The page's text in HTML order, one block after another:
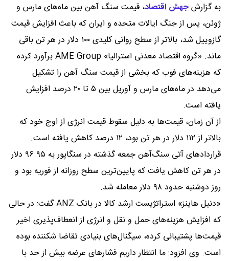
به گزارشجهش اقتصاد، قیمت سنگ آهن بین ماه‌های مارس و
ژوئن، پس از جنگ ایالات متحده و ایران که باعث افزایش قیمت
گازوییل شد، بالاتر از سطح روانی کلیدی ۱۰۰ دلار در هر تن باقی
ماند. «گروه اقتصاد معدنی استرالیا» AME Group برآورد کرده
که هزینه‌های فوب که بخشی از قیمت سنگ آهن را تشکیل
می‌دهد در ماه‌های مارس و آوریل بین ۵ تا ۲۰ درصد افزایش
یافته است.
از آن زمان، قیمت‌ها به دلیل سقوط قیمت انرژی از اوج خود که
بالاتر از ۱۱۲ دلار در هر تن بود، ۱۲ درصد کاهش یافته است.
قراردادهای آتی سنگ‌آهن جمعه گذشته در سنگاپور به ۹۶.۹۵ دلار
در هر تن کاهش یافت که پایین‌ترین سطح روزانه از فوریه بود و
روز دوشنبه حدود ۹۸ دلار معامله شد.
«دنیل هاینز» استراتژیست ارشد کالا در بانک ANZ گفت: در حالی
که افزایش هزینه‌های حمل و نقل و انرژی از انعطاف‌پذیری اخیر
قیمت‌ها پشتیبانی کرده، سیگنال‌های بنیادی تقاضا شکننده بوده
است. وی افزود: ما انتظار داریم فشارهای عرضه بیش از حد با